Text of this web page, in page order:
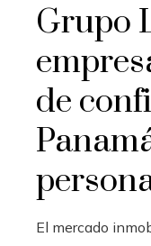
Grupo
de
El mercado